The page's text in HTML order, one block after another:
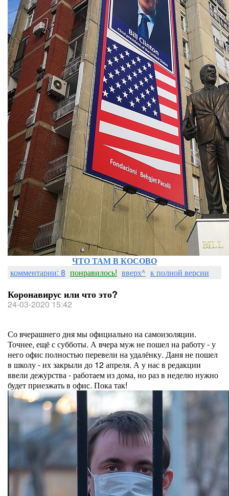
ЧТО ТАМ В КОСОВО
комментарии: 8 понравилось! вверх^ к полной версии
Коронавирус или что это?
24-03-2020 15:42
Со вчерашнего дня мы официально на самоизоляции.
Точнее, ещё с субботы. А вчера муж не пошел на работу - у
него офис полностью перевели на удалёнку. Даня не пошел
в школу - их закрыли до 12 апреля. А у нас в редакции
ввели дежурства - работаем из дома, но раз в неделю нужно
будет приезжать в офис. Пока так!